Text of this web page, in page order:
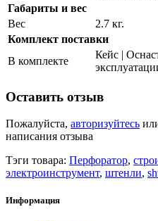
Габариты и вес
Вес
2.7 кг.
Комплект поставки
В комплекте
Кейс |
Оставить отзыв
Пожалуйста, авторизуйтесь
написания отзыва
Тэги товара: Перфоратор,
электроинструмент, штенли,
Информация